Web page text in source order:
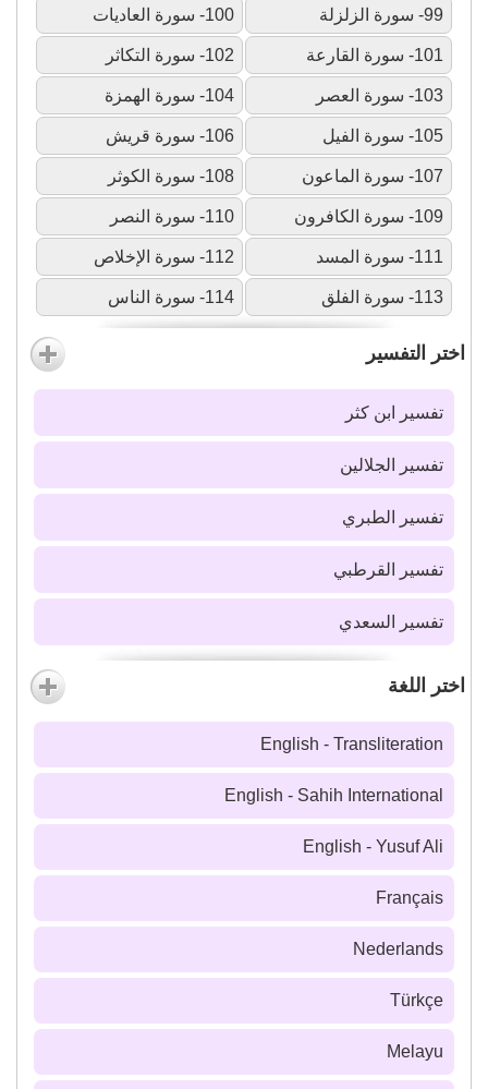
99- سورة الزلزلة 100- سورة العاديات
101- سورة القارعة 102- سورة التكاثر
103- سورة العصر 104- سورة الهمزة
105- سورة الفيل 106- سورة قريش
107- سورة الماعون 108- سورة الكوثر
109- سورة الكافرون 110- سورة النصر
111- سورة المسد 112- سورة الإخلاص
113- سورة الفلق 114- سورة الناس
اختر التفسير
تفسير ابن كثر
تفسير الجلالين
تفسير الطبري
تفسير القرطبي
تفسير السعدي
اختر اللغة
English - Transliteration
English - Sahih International
English - Yusuf Ali
Français
Nederlands
Türkçe
Melayu